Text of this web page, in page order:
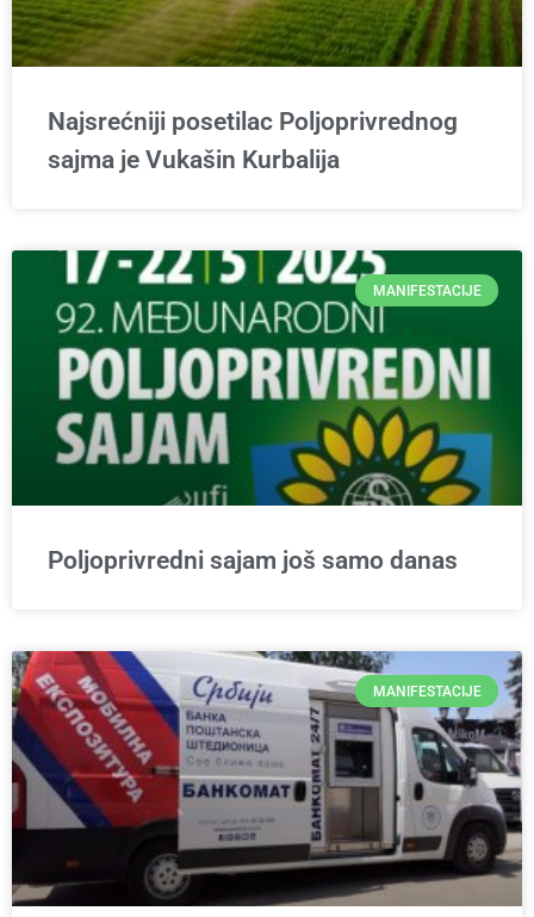
Najsrećniji posetilac Poljoprivrednog
sajma je Vukašin Kurbalija
MANIFESTACIJE
Poljoprivredni sajam još samo danas
MANIFESTACIJE